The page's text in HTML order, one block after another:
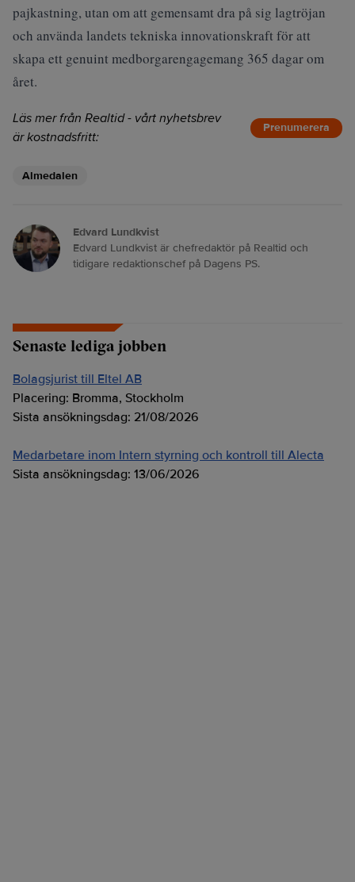
pajkastning, utan om att gemensamt dra på sig lagtröjan
och använda landets tekniska innovationskraft för att
skapa ett genuint medborgarengagemang 365 dagar om
året.
Läs mer från Realtid - vårt nyhetsbrev
är kostnadsfritt:
Prenumerera
Almedalen
Edvard Lundkvist
Edvard Lundkvist är chefredaktör på Realtid och
tidigare redaktionschef på Dagens PS.
Senaste lediga jobben
Bolagsjurist till Eltel AB
Placering: Bromma, Stockholm
Sista ansökningsdag: 21/08/2026
Medarbetare inom Intern styrning och kontroll till Alecta
Sista ansökningsdag: 13/06/2026